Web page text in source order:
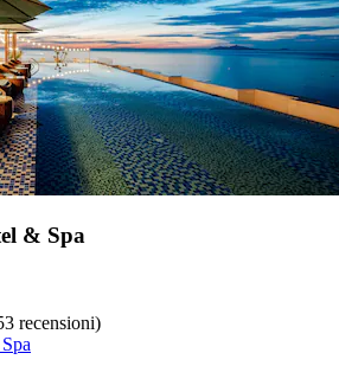
& Spa
recensioni)